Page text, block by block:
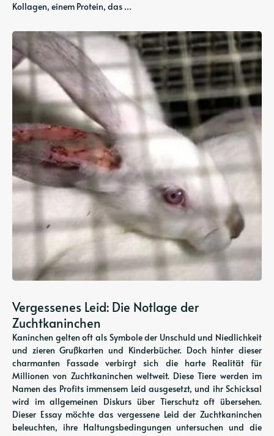
Kollagen, einem Protein, das …
Vergessenes Leid: Die Notlage der
Zuchtkaninchen
Kaninchen gelten oft als Symbole der Unschuld und Niedlichkeit
und zieren Grußkarten und Kinderbücher. Doch hinter dieser
charmanten Fassade verbirgt sich die harte Realität für
Millionen von Zuchtkaninchen weltweit. Diese Tiere werden im
Namen des Profits immensem Leid ausgesetzt, und ihr Schicksal
wird im allgemeinen Diskurs über Tierschutz oft übersehen.
Dieser Essay möchte das vergessene Leid der Zuchtkaninchen
beleuchten, ihre Haltungsbedingungen untersuchen und die